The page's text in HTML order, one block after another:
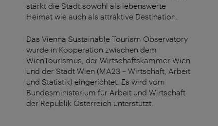
stärkt die Stadt sowohl als lebenswerte
Heimat wie auch als attraktive Destination.
Das Vienna Sustainable Tourism Observatory
wurde in Kooperation zwischen dem
WienTourismus , der Wirtschaftskammer Wien
und der Stadt Wien (MA23 – Wirtschaft, Arbeit
und Statistik) eingerichtet. Es wird vom
Bundesministerium für Arbeit und Wirtschaft
der Republik Österreich unterstützt.